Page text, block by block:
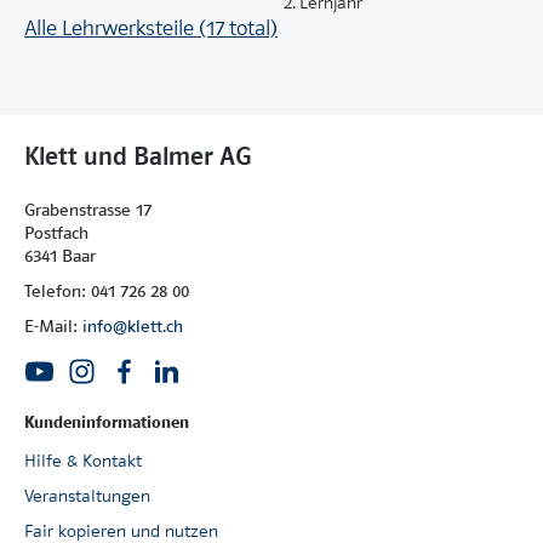
Alle Lehrwerksteile (17 total)
Klett und Balmer AG
Grabenstrasse 17
Postfach
6341 Baar
Telefon: 041 726 28 00
E-Mail: info@klett.ch
Kundeninformationen
Hilfe & Kontakt
Veranstaltungen
Fair kopieren und nutzen